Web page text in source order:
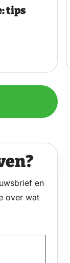
tips
en
over wat